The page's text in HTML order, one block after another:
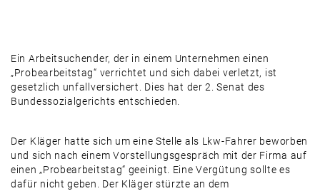
Ein Arbeitsuchender, der in einem Unternehmen einen
„Probearbeitstag“ verrichtet und sich dabei verletzt, ist
gesetzlich unfallversichert. Dies hat der 2. Senat des
Bundessozialgerichts entschieden.
Der Kläger hatte sich um eine Stelle als Lkw-Fahrer beworben
und sich nach einem Vorstellungsgespräch mit der Firma auf
einen „Probearbeitstag“ geeinigt. Eine Vergütung sollte es
dafür nicht geben. Der Kläger stürzte an dem